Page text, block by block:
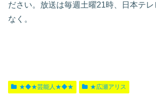
ださい。放送は毎週土曜21時、日本テレ
なく。
★◆★芸能人★◆★ ★広瀬アリス